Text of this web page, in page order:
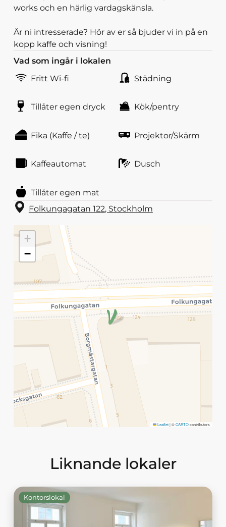
works och en härlig vardagskänsla.
Är ni intresserade? Hör av er så bjuder vi in på en
Vad som ingår i lokalen
Fritt Wi-fi
Städning
Tillåter egen dryck Kök/pentry
Fika (Kaffe / te) Projektor/Skärm
Kaffeautomat Dusch
Tillåter egen mat
Folkungagatan 122, Stockholm
+
−
Leaflet|©CARTOcontributors
Liknande lokaler
Kontorslokal